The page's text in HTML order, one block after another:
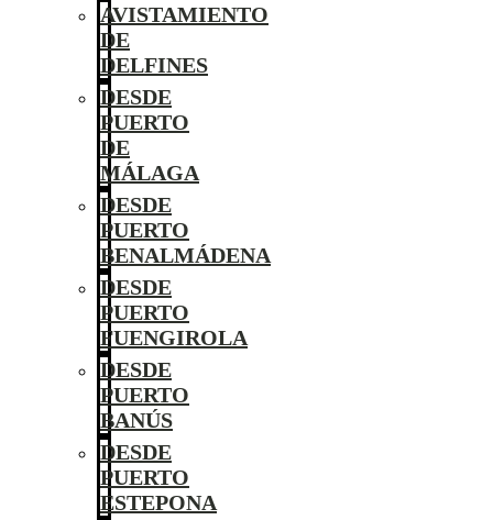
AVISTAMIENTO
DE
DELFINES
DESDE
PUERTO
DE
MÁLAGA
DESDE
PUERTO
BENALMÁDENA
DESDE
PUERTO
FUENGIROLA
DESDE
PUERTO
BANÚS
DESDE
PUERTO
ESTEPONA